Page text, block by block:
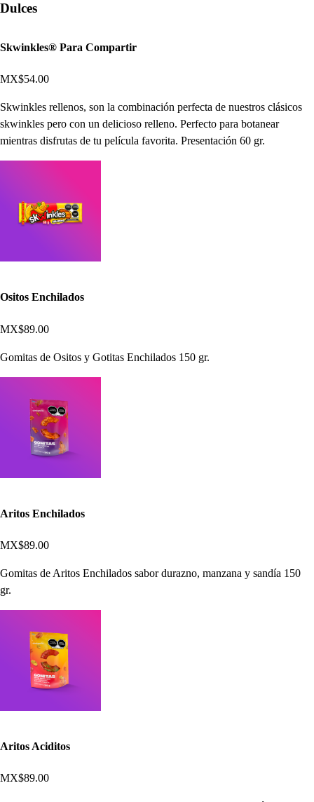
Dulces
Skwinkles® Para Compartir
MX$54.00
Skwinkles rellenos, son la combinación perfecta de nuestros clásicos
skwinkles pero con un delicioso relleno. Perfecto para botanear
mientras disfrutas de tu película favorita. Presentación 60 gr.
Ositos Enchilados
MX$89.00
Gomitas de Ositos y Gotitas Enchilados 150 gr.
Aritos Enchilados
MX$89.00
Gomitas de Aritos Enchilados sabor durazno, manzana y sandía 150
gr.
Aritos Aciditos
MX$89.00